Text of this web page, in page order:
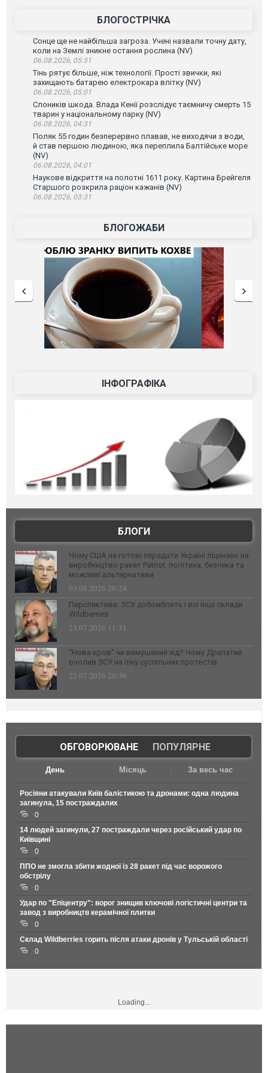
БЛОГОСТРІЧКА
Сонце ще не найбільша загроза. Учені назвали точну дату,
коли на Землі зникне остання рослина (NV)
06.08.2026, 05:31
Тінь рятує більше, ніж технології. Прості звички, які
захищають батарею електрокара влітку (NV)
06.08.2026, 05:01
Слоників шкода. Влада Кенії розслідує таємничу смерть 15
тварин у національному парку (NV)
06.08.2026, 04:31
Поляк 55 годин безперервно плавав, не виходячи з води,
й став першою людиною, яка переплила Балтійське море
(NV)
06.08.2026, 04:01
Наукове відкриття на полотні 1611 року. Картина Брейгеля
Старшого розкрила раціон кажанів (NV)
06.08.2026, 03:31
БЛОГОЖАБИ
ІНФОГРАФІКА
БЛОГИ
Чому США не готові передати Україні ліцензію на
виробництво ракет Patriot: політика, безпека та
можливі альтернативи
03.08.2026 20:24
Перспектива: ЗСУ добомблять і всі інші склади
Wildberries
23.07.2026 11:31
“Нова кров” чи вимушений хід? Чому Драпатий
очолив ЗСУ на піку суспільних протестів
22.07.2026 20:36
ОБГОВОРЮВАНЕ| ПОПУЛЯРНЕ
День Місяць За весь час
Росіяни атакували Київ балістикою та дронами: одна людина
загинула, 15 постраждалих
0
14 людей загинули, 27 постраждали через російський удар по
Київщині
0
ППО не змогла збити жодної із 28 ракет під час ворожого
обстрілу
0
Удар по "Епіцентру": ворог знищив ключові логістичні центри та
завод з виробництв керамічної плитки
0
Склад Wildberries горить після атаки дронів у Тульській області
0
Loading...